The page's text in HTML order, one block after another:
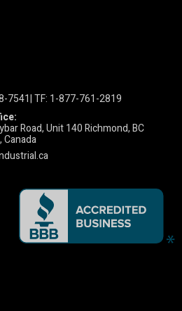
7541| TF: 1-877-761-2819
Road, Unit 140 Richmond, BC
Canada